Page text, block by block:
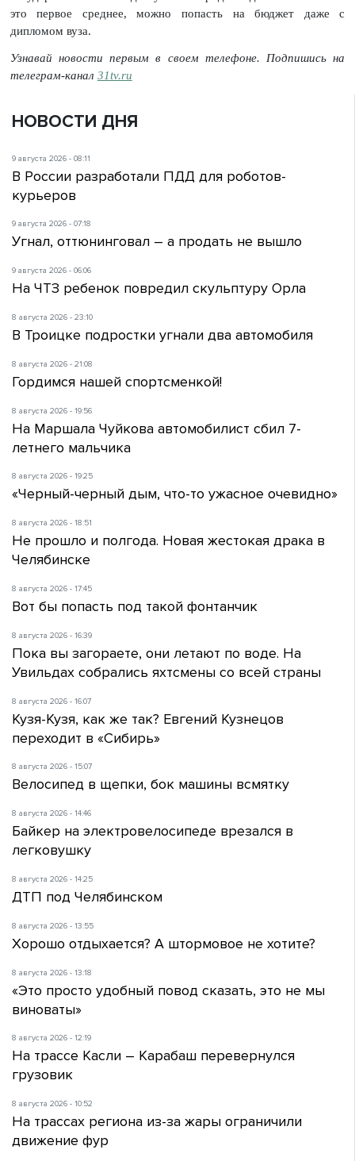
это первое среднее, можно попасть на бюджет даже с
дипломом вуза.
Узнавай новости первым в своем телефоне. Подпишись на
телеграм-канал 31tv.ru
НОВОСТИ ДНЯ
9 августа 2026 - 08:11
В России разработали ПДД для роботов-
курьеров
9 августа 2026 - 07:18
Угнал, оттюнинговал – а продать не вышло
9 августа 2026 - 06:06
На ЧТЗ ребенок повредил скульптуру Орла
8 августа 2026 - 23:10
В Троицке подростки угнали два автомобиля
8 августа 2026 - 21:08
Гордимся нашей спортсменкой!
8 августа 2026 - 19:56
На Маршала Чуйкова автомобилист сбил 7-
летнего мальчика
8 августа 2026 - 19:25
«Черный-черный дым, что-то ужасное очевидно»
8 августа 2026 - 18:51
Не прошло и полгода. Новая жестокая драка в
Челябинске
8 августа 2026 - 17:45
Вот бы попасть под такой фонтанчик
8 августа 2026 - 16:39
Пока вы загораете, они летают по воде. На
Увильдах собрались яхтсмены со всей страны
8 августа 2026 - 16:07
Кузя-Кузя, как же так? Евгений Кузнецов
переходит в «Сибирь»
8 августа 2026 - 15:07
Велосипед в щепки, бок машины всмятку
8 августа 2026 - 14:46
Байкер на электровелосипеде врезался в
легковушку
8 августа 2026 - 14:25
ДТП под Челябинском
8 августа 2026 - 13:55
Хорошо отдыхается? А штормовое не хотите?
8 августа 2026 - 13:18
«Это просто удобный повод сказать, это не мы
виноваты»
8 августа 2026 - 12:19
На трассе Касли – Карабаш перевернулся
грузовик
8 августа 2026 - 10:52
На трассах региона из-за жары ограничили
движение фур